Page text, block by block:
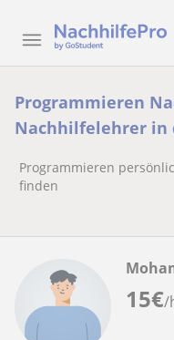
Programmieren
Nachhilfelehrer in
Programmieren
finden
15€/